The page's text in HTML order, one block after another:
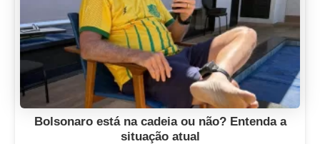
Bolsonaro está na cadeia ou não? Entenda a
situação atual